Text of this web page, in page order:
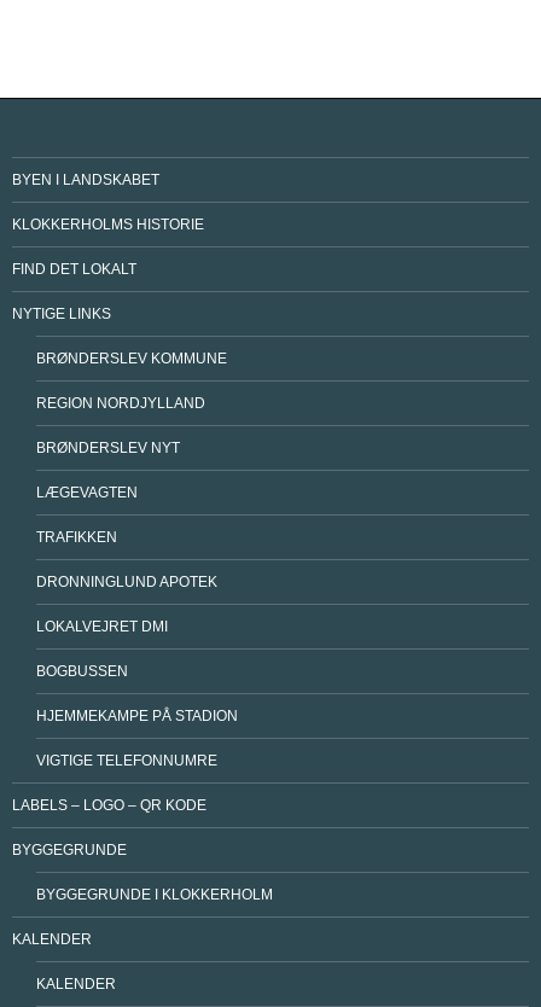
BYEN I LANDSKABET
KLOKKERHOLMS HISTORIE
FIND DET LOKALT
NYTIGE LINKS
BRØNDERSLEV KOMMUNE
REGION NORDJYLLAND
BRØNDERSLEV NYT
LÆGEVAGTEN
TRAFIKKEN
DRONNINGLUND APOTEK
LOKALVEJRET DMI
BOGBUSSEN
HJEMMEKAMPE PÅ STADION
VIGTIGE TELEFONNUMRE
LABELS – LOGO – QR KODE
BYGGEGRUNDE
BYGGEGRUNDE I KLOKKERHOLM
KALENDER
KALENDER